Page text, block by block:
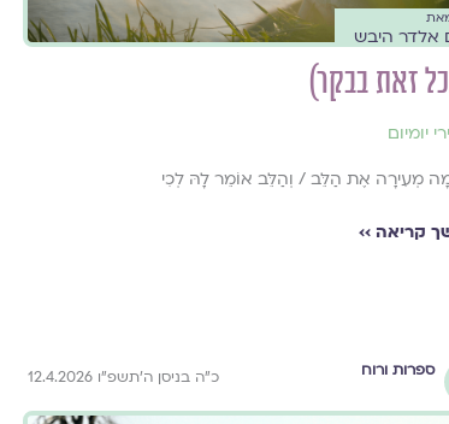
אלדר היבש
זאת בבקר)
יומיום
מְעִירָה אֶת הַלֵּב / וְהַלֵּב אוֹמֵר לָהּ לְכִי
קריאה ››
ספרות ורוח כ״ה בניסן ה׳תשפ״ו 12.4.2026